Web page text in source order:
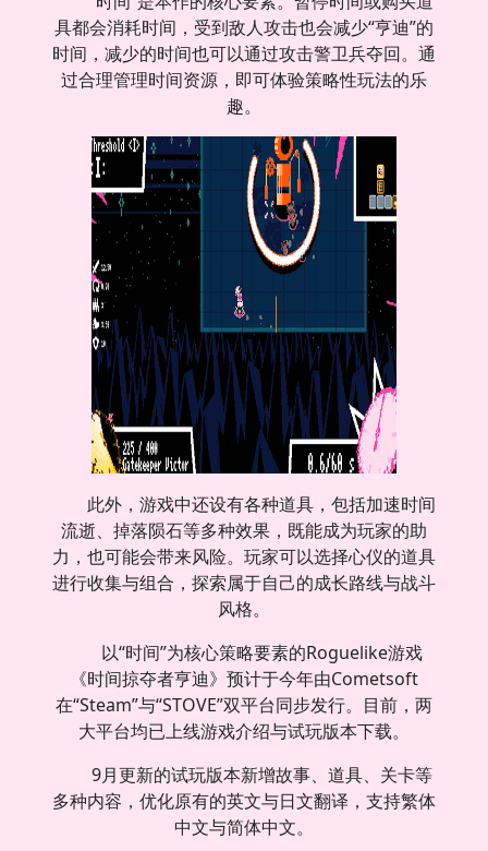
具都会消耗时间，受到敌人攻击也会减少“亨迪”的
时间，减少的时间也可以通过攻击警卫兵夺回。通
过合理管理时间资源，即可体验策略性玩法的乐
趣。
此外，游戏中还设有各种道具，包括加速时间
流逝、掉落陨石等多种效果，既能成为玩家的助
力，也可能会带来风险。玩家可以选择心仪的道具
进行收集与组合，探索属于自己的成长路线与战斗
风格。
以“时间”为核心策略要素的Roguelike游戏
《时间掠夺者亨迪》预计于今年由Cometsoft
在“Steam”与“STOVE”双平台同步发行。目前，两
大平台均已上线游戏介绍与试玩版本下载。
9月更新的试玩版本新增故事、道具、关卡等
多种内容，优化原有的英文与日文翻译，支持繁体
中文与简体中文。